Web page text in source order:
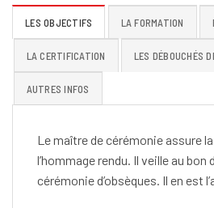
LES OBJECTIFS LA FORMATION
LA CERTIFICATION LES DÉBOUCHÉS
AUTRES INFOS
Le maître de cérémonie assure
l’hommage rendu. Il veille au bon
cérémonie d’obsèques. Il en est